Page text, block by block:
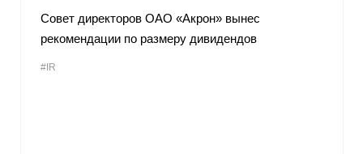
Совет директоров ОАО «Акрон» вынес
рекомендации по размеру дивидендов
#IR